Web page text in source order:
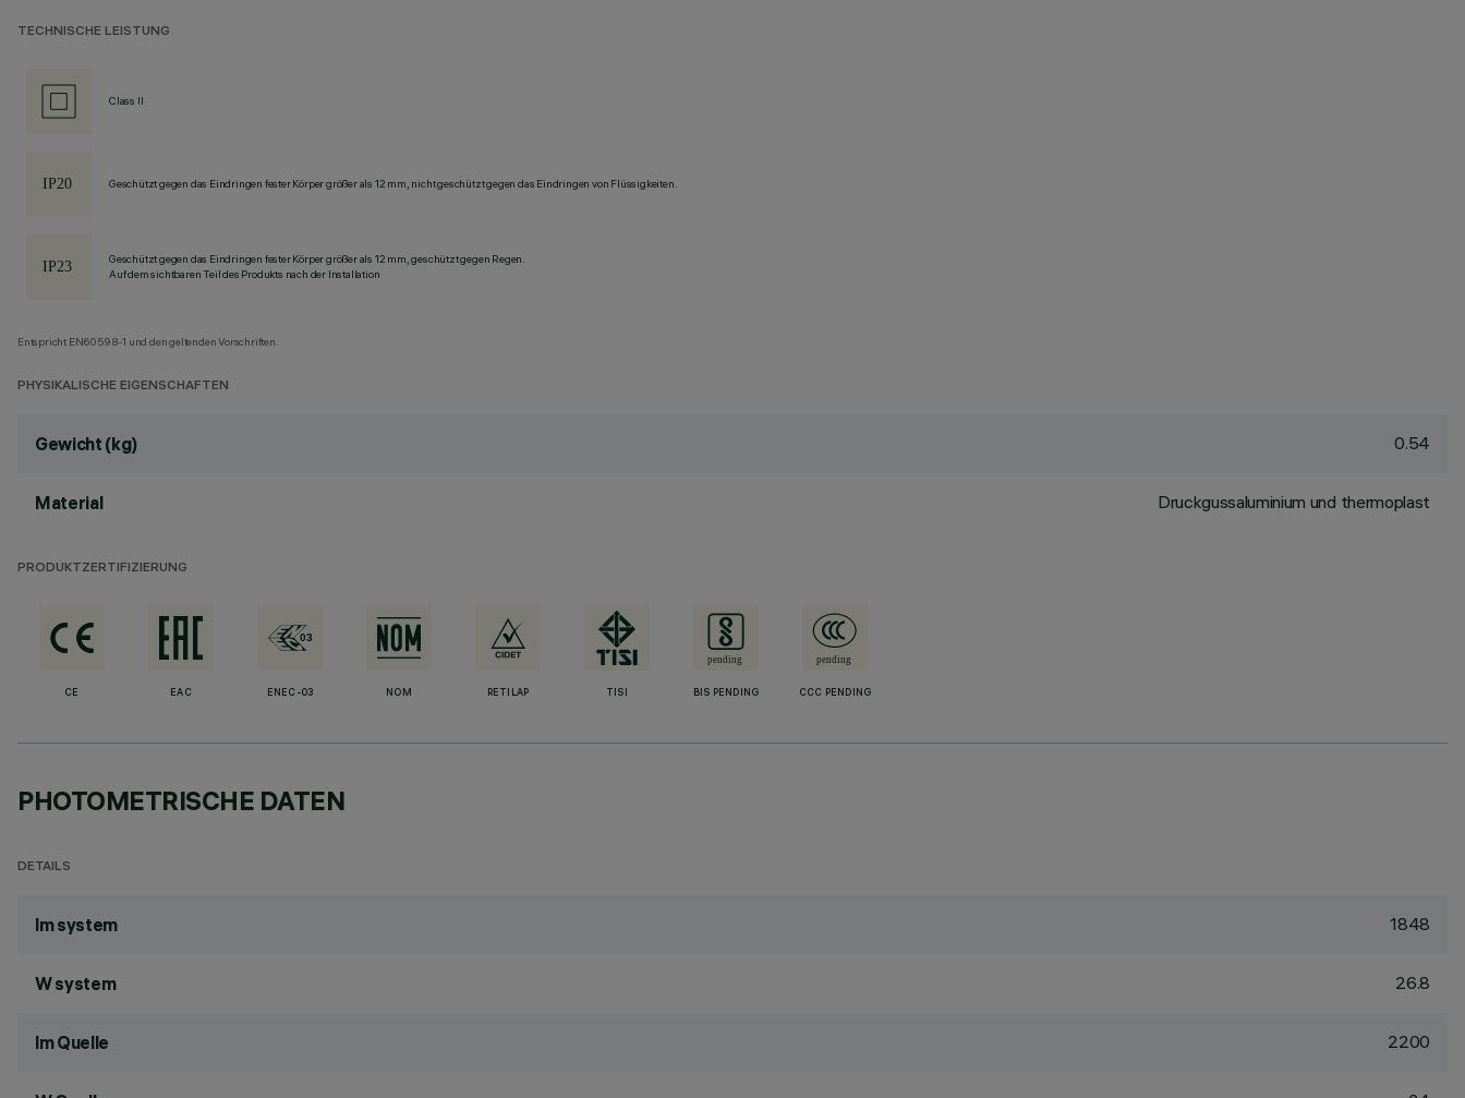
TECHNISCHE LEISTUNG
Class II
Geschützt gegen das Eindringen fester Körper größer als 12 mm, nicht geschützt gegen das Eindringen von Flüssigkeiten.
Geschützt gegen das Eindringen fester Körper größer als 12 mm, geschützt gegen Regen.
Auf dem sichtbaren Teil des Produkts nach der Installation
Entspricht EN60598-1 und den geltenden Vorschriften.
PHYSIKALISCHE EIGENSCHAFTEN
Gewicht (kg) 0.54
Material Druckgussaluminium und thermoplast
PRODUKTZERTIFIZIERUNG
CE EAC ENEC-03 NOM RETILAP TISI BIS PENDING CCC PENDING
PHOTOMETRISCHE DATEN
DETAILS
lm system 1848
W system 26.8
lm Quelle 2200